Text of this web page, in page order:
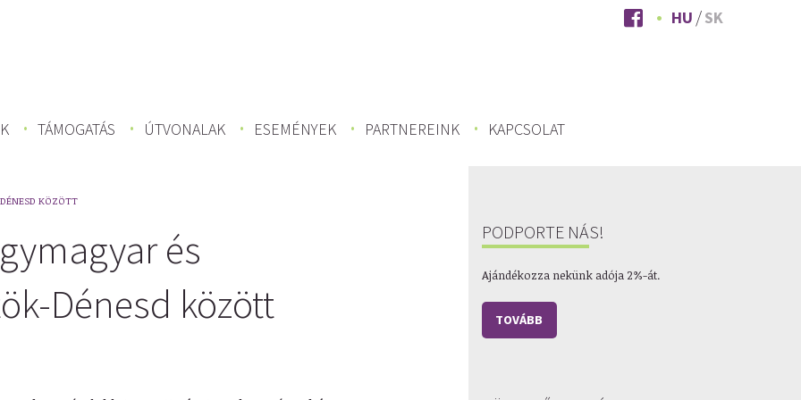
HU SK
TÁMOGATÁS ÚTVONALAK ESEMÉNYEK PARTNEREINK KAPCSOLAT
KÖZÖTT
és
Dénesd között
PODPORTE NÁS!
Ajándékozza nekünk adója 2%-át.
TOVÁBB